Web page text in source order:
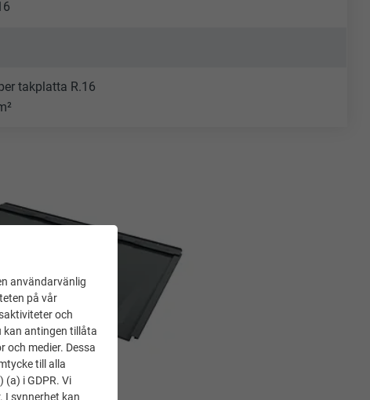
takplatta R.16
användarvänlig
på vår
och
kan antingen tillåta
och medier. Dessa
till alla
i GDPR. Vi
I synnerhet kan